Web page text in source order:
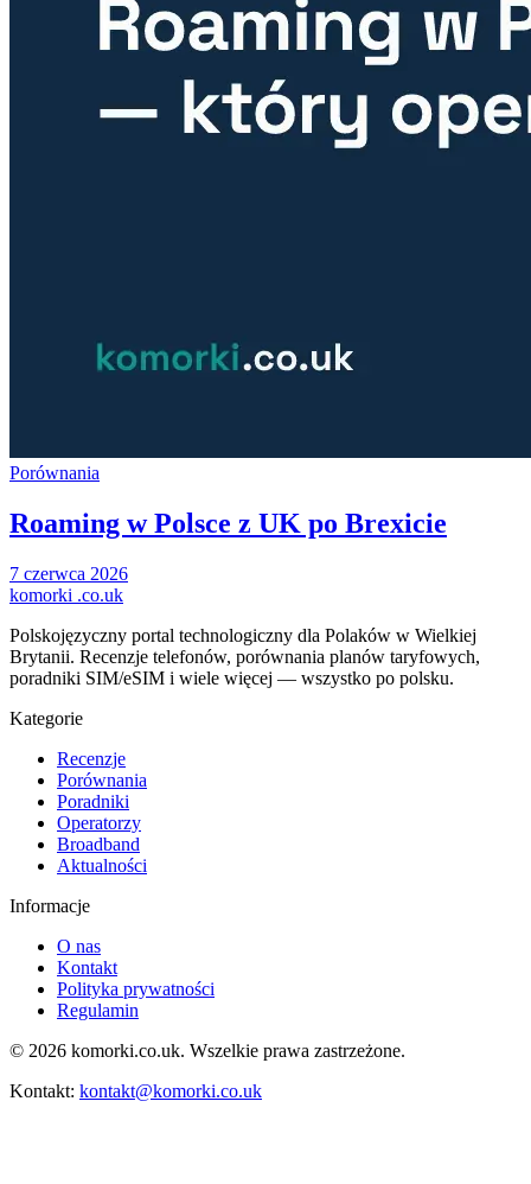
Porównania
Roaming w Polsce z UK po Brexicie
7 czerwca 2026
komorki .co.uk
Polskojęzyczny portal technologiczny dla Polaków w Wielkiej
Brytanii. Recenzje telefonów, porównania planów taryfowych,
poradniki SIM/eSIM i wiele więcej — wszystko po polsku.
Kategorie
Recenzje
Porównania
Poradniki
Operatorzy
Broadband
Aktualności
Informacje
O nas
Kontakt
Polityka prywatności
Regulamin
© 2026 komorki.co.uk. Wszelkie prawa zastrzeżone.
Kontakt: kontakt@komorki.co.uk